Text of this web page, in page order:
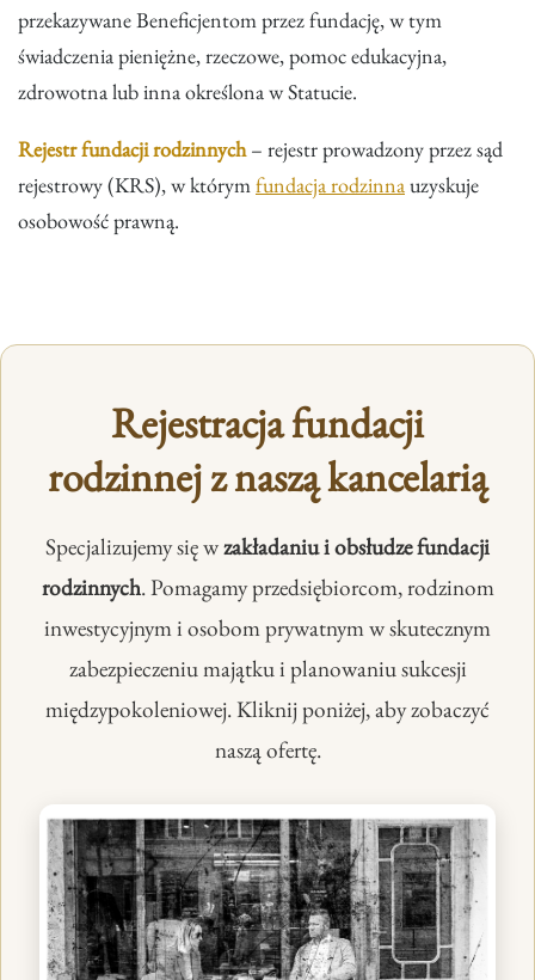
przekazywane Beneficjentom przez fundację, w tym
świadczenia pieniężne, rzeczowe, pomoc edukacyjna,
zdrowotna lub inna określona w Statucie.
Rejestr fundacji rodzinnych – rejestr prowadzony przez sąd
rejestrowy (KRS), w którym fundacja rodzinna uzyskuje
osobowość prawną.
Rejestracja fundacji
rodzinnej z naszą kancelarią
Specjalizujemy się wzakładaniu i obsłudze fundacji
rodzinnych. Pomagamy przedsiębiorcom, rodzinom
inwestycyjnym i osobom prywatnym w skutecznym
zabezpieczeniu majątku i planowaniu sukcesji
międzypokoleniowej. Kliknij poniżej, aby zobaczyć
naszą ofertę.